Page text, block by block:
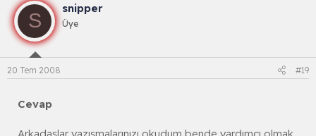
S
snipper
Üye
20 Tem 2008 #19
Cevap